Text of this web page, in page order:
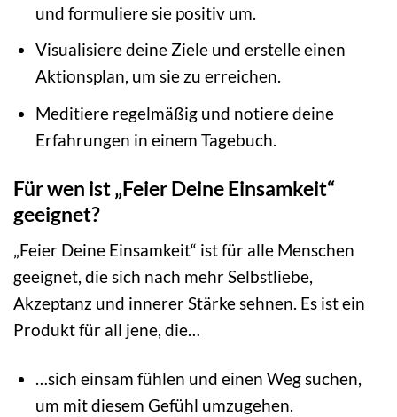
und formuliere sie positiv um.
Visualisiere deine Ziele und erstelle einen
Aktionsplan, um sie zu erreichen.
Meditiere regelmäßig und notiere deine
Erfahrungen in einem Tagebuch.
Für wen ist „Feier Deine Einsamkeit“
geeignet?
„Feier Deine Einsamkeit“ ist für alle Menschen
geeignet, die sich nach mehr Selbstliebe,
Akzeptanz und innerer Stärke sehnen. Es ist ein
Produkt für all jene, die…
…sich einsam fühlen und einen Weg suchen,
um mit diesem Gefühl umzugehen.